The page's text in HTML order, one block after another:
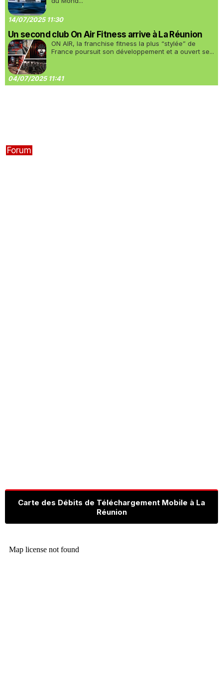
14/07/2025 11:30
Un second club On Air Fitness arrive à La Réunion
ON AIR, la franchise fitness la plus “stylée” de
France poursuit son développement et a ouvert se...
04/07/2025 11:41
Forum
Carte des Débits de Téléchargement Mobile à La
Réunion